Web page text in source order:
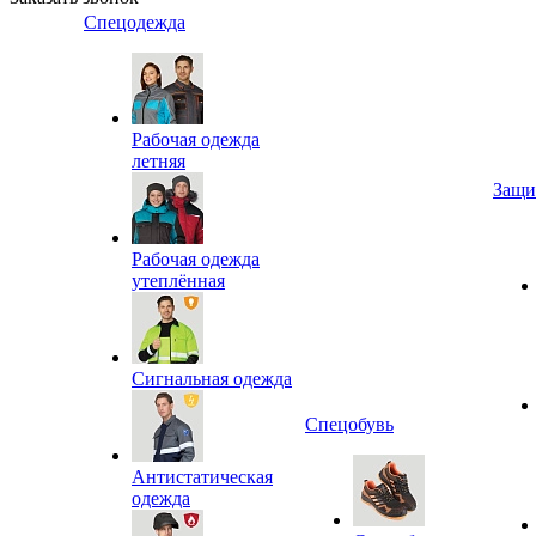
Спецодежда
Рабочая одежда
летняя
Рабочая одежда
утеплённая
Сигнальная одежда
Антистатическая
одежда
Спецобувь